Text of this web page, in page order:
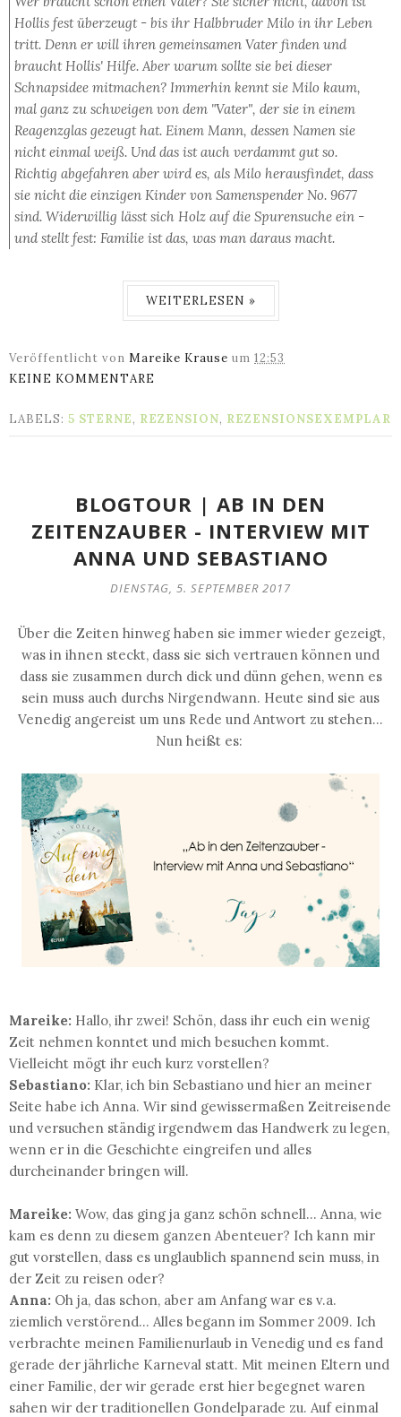
Hollis fest überzeugt - bis ihr Halbbruder Milo in ihr Leben
tritt. Denn er will ihren gemeinsamen Vater finden und
braucht Hollis' Hilfe. Aber warum sollte sie bei dieser
Schnapsidee mitmachen? Immerhin kennt sie Milo kaum,
mal ganz zu schweigen von dem "Vater", der sie in einem
Reagenzglas gezeugt hat. Einem Mann, dessen Namen sie
nicht einmal weiß. Und das ist auch verdammt gut so.
Richtig abgefahren aber wird es, als Milo herausfindet, dass
sie nicht die einzigen Kinder von Samenspender No. 9677
sind. Widerwillig lässt sich Holz auf die Spurensuche ein -
und stellt fest: Familie ist das, was man daraus macht.
WEITERLESEN »
Veröffentlicht von Mareike Krause um 12:53
KEINE KOMMENTARE
LABELS: 5 STERNE, REZENSION, REZENSIONSEXEMPLAR
BLOGTOUR | AB IN DEN
ZEITENZAUBER - INTERVIEW MIT
ANNA UND SEBASTIANO
DIENSTAG, 5. SEPTEMBER 2017
Über die Zeiten hinweg haben sie immer wieder gezeigt,
was in ihnen steckt, dass sie sich vertrauen können und
dass sie zusammen durch dick und dünn gehen, wenn es
sein muss auch durchs Nirgendwann. Heute sind sie aus
Venedig angereist um uns Rede und Antwort zu stehen...
Nun heißt es:
Mareike: Hallo, ihr zwei! Schön, dass ihr euch ein wenig
Zeit nehmen konntet und mich besuchen kommt.
Vielleicht mögt ihr euch kurz vorstellen?
Sebastiano: Klar, ich bin Sebastiano und hier an meiner
Seite habe ich Anna. Wir sind gewissermaßen Zeitreisende
und versuchen ständig irgendwem das Handwerk zu legen,
wenn er in die Geschichte eingreifen und alles
durcheinander bringen will.
Mareike: Wow, das ging ja ganz schön schnell... Anna, wie
kam es denn zu diesem ganzen Abenteuer? Ich kann mir
gut vorstellen, dass es unglaublich spannend sein muss, in
der Zeit zu reisen oder?
Anna: Oh ja, das schon, aber am Anfang war es v.a.
ziemlich verstörend... Alles begann im Sommer 2009. Ich
verbrachte meinen Familienurlaub in Venedig und es fand
gerade der jährliche Karneval statt. Mit meinen Eltern und
einer Familie, der wir gerade erst hier begegnet waren
sahen wir der traditionellen Gondelparade zu. Auf einmal